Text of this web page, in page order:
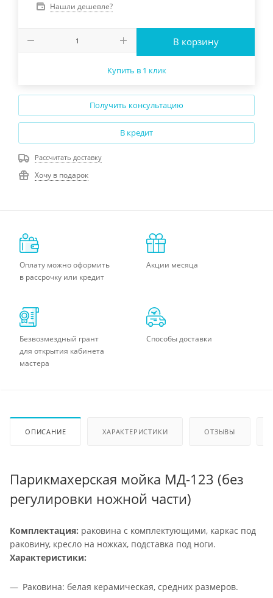
Нашли дешевле?
В корзину
Купить в 1 клик
Получить консультацию
В кредит
Рассчитать доставку
Хочу в подарок
Оплату можно оформить
в рассрочку или кредит
Акции месяца
Безвозмездный грант
для открытия кабинета
мастера
Способы доставки
ОПИСАНИЕ ХАРАКТЕРИСТИКИ ОТЗЫВЫ
Парикмахерская мойка МД-123 (без
регулировки ножной части)
Комплектация: раковина с комплектующими, каркас под
раковину, кресло на ножках, подставка под ноги.
Характеристики:
Раковина: белая керамическая, средних размеров.